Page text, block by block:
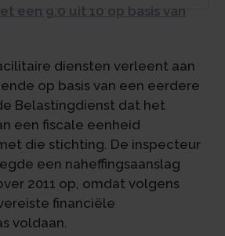
een 9.0 uit 10 op basis van
diensten verleent aan
op basis van een eerdere
Belastingdienst dat het
een fiscale eenheid
die stichting. De inspecteur
een naheffingsaanslag
2011 op, omdat volgens
financiële
voldaan.